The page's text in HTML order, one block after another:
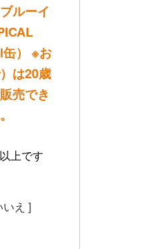
ルーイ
） ※お
は20歳
売でき
上です
いえ ]